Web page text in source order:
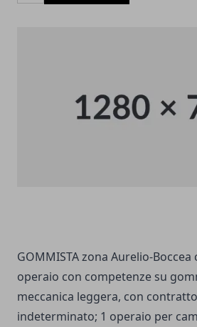
GOMMISTA zona Aurelio-Boccea
operaio con competenze su
meccanica leggera, con
indeterminato; 1 operaio per